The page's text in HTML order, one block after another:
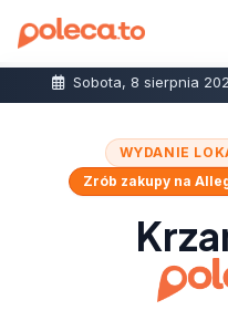
Sobota, 8 sierpnia
WYDANIE
Zrób zakupy na